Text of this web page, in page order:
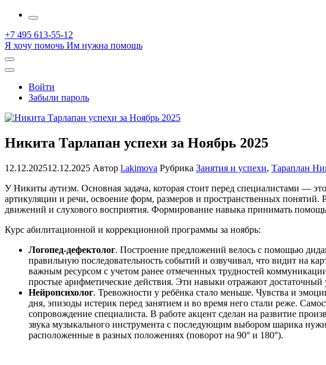
More
+7 495 613-55-12
Я хочу помочь Им нужна помощь
Открыть
поиск
Профиль
Войти
Забыли пароль
Никита Тарлапан успехи за Ноябрь 2025
12.12.202512.12.2025 Автор l.akimova Рубрика Занятия и успехи, Тараплан
У Никиты аутизм. Основная задача, которая стоит перед специалистами —
артикуляции и речи, освоение форм, размеров и пространственных
движений и слухового восприятия. Формирование навыка принимать
Курс абилитационной и коррекционной программы за ноябрь:
Логопед-дефектолог. Построение предложений велось с помощью
правильную последовательность событий и озвучивал, что видит на
важным ресурсом с учетом ранее отмеченных трудностей
простые арифметические действия. Эти навыки отражают достаточный
Нейропсихолог. Тревожности у ребёнка стало меньше. Чувства и
дня, эпизоды истерик перед занятием и во время него стали реже.
сопровождение специалиста. В работе акцент сделан на развитие
звука музыкального инструмента с последующим выбором шарика
расположенные в разных положениях (поворот на 90° и 180°).